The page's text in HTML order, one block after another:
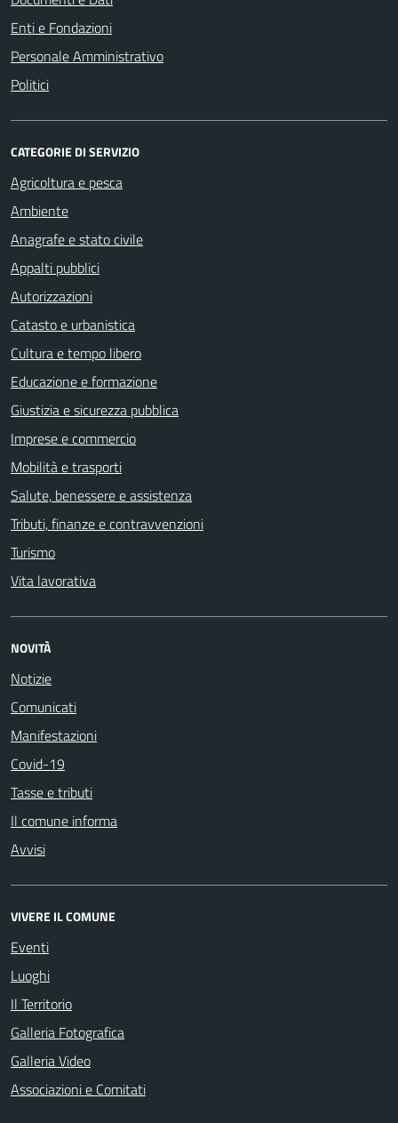
Enti e Fondazioni
Personale Amministrativo
Politici
CATEGORIE DI SERVIZIO
Agricoltura e pesca
Ambiente
Anagrafe e stato civile
Appalti pubblici
Autorizzazioni
Catasto e urbanistica
Cultura e tempo libero
Educazione e formazione
Giustizia e sicurezza pubblica
Imprese e commercio
Mobilità e trasporti
Salute, benessere e assistenza
Tributi, finanze e contravvenzioni
Turismo
Vita lavorativa
NOVITÀ
Notizie
Comunicati
Manifestazioni
Covid-19
Tasse e tributi
Il comune informa
Avvisi
VIVERE IL COMUNE
Eventi
Luoghi
Il Territorio
Galleria Fotografica
Galleria Video
Associazioni e Comitati